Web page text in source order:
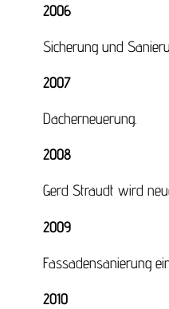
2006
Sicherung und
2007
Dacherneuerung.
2008
Gerd Straudt wird
2009
Fassadensanierung
2010